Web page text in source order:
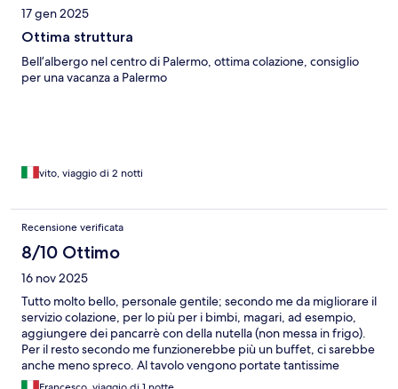
17 gen 2025
Ottima struttura
Bell’albergo nel centro di Palermo, ottima colazione, consiglio
per una vacanza a Palermo
vito, viaggio di 2 notti
Recensione verificata
8/10 Ottimo
16 nov 2025
Tutto molto bello, personale gentile; secondo me da migliorare il
servizio colazione, per lo più per i bimbi, magari, ad esempio,
aggiungere dei pancarrè con della nutella (non messa in frigo).
Per il resto secondo me funzionerebbe più un buffet, ci sarebbe
anche meno spreco. Al tavolo vengono portate tantissime
portate fra dolce e salato ed alcune neanche considerate. Con